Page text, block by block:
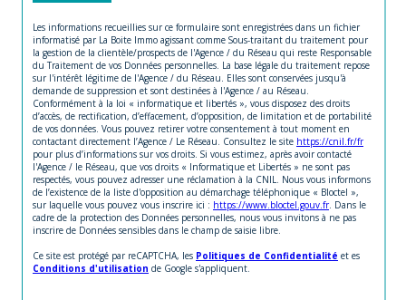
Les informations recueillies sur ce formulaire sont enregistrées dans un fichier
informatisé par La Boite Immo agissant comme Sous-traitant du traitement pour
la gestion de la clientèle/prospects de l'Agence / du Réseau qui reste Responsable
du Traitement de vos Données personnelles. La base légale du traitement repose
sur l'intérêt légitime de l'Agence / du Réseau. Elles sont conservées jusqu'à
demande de suppression et sont destinées à l'Agence / au Réseau.
Conformément à la loi « informatique et libertés », vous disposez des droits
d’accès, de rectification, d’effacement, d’opposition, de limitation et de portabilité
de vos données. Vous pouvez retirer votre consentement à tout moment en
contactant directement l’Agence / Le Réseau. Consultez le site https://cnil.fr/fr
pour plus d’informations sur vos droits. Si vous estimez, après avoir contacté
l'Agence / le Réseau, que vos droits « Informatique et Libertés » ne sont pas
respectés, vous pouvez adresser une réclamation à la CNIL. Nous vous informons
de l’existence de la liste d'opposition au démarchage téléphonique « Bloctel »,
sur laquelle vous pouvez vous inscrire ici : https://www.bloctel.gouv.fr. Dans le
cadre de la protection des Données personnelles, nous vous invitons à ne pas
inscrire de Données sensibles dans le champ de saisie libre.
Ce site est protégé par reCAPTCHA, les Politiques de Confidentialité et es
Conditions d'utilisation de Google s'appliquent.